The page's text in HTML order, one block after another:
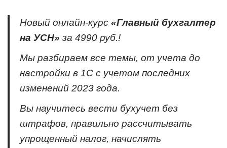
Новый онлайн-курс «Главный бухгалтер
на УСН» за 4990 руб.!
Мы разбираем все темы, от учета до
настройки в 1С с учетом последних
изменений 2023 года.
Вы научитесь вести бухучет без
штрафов, правильно рассчитывать
упрощенный налог, начислять